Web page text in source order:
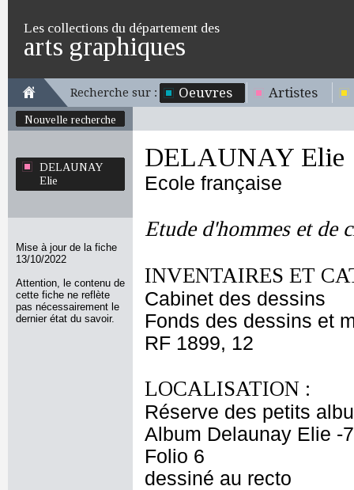
Les collections du département des
arts graphiques
Recherche sur : Oeuvres Artistes
Nouvelle recherche
DELAUNAY
Elie
Mise à jour de la fiche
13/10/2022
Attention, le contenu de
cette fiche ne reflète
pas nécessairement le
dernier état du savoir.
DELAUNAY Elie
Ecole française
Etude d'hommes et de
INVENTAIRES ET
Cabinet des dessins
Fonds des dessins et
RF 1899, 12
LOCALISATION :
Réserve des petits
Album Delaunay Elie -
Folio 6
dessiné au recto